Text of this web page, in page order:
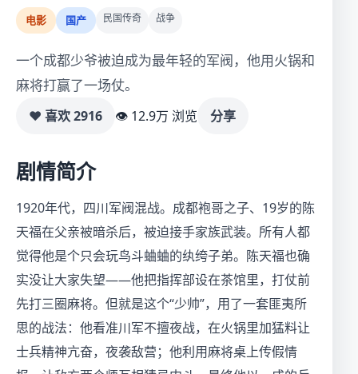
电影 国产 民国传奇 战争
一个成都少爷被迫成为最年轻的军阀，他用火锅和
麻将打赢了一场仗。
♥ 喜欢2916 👁 12.9万 浏览 分享
剧情简介
1920年代，四川军阀混战。成都袍哥之子、19岁的陈
天福在父亲被暗杀后，被迫接手家族武装。所有人都
觉得他是个只会玩鸟斗蛐蛐的纨绔子弟。陈天福也确
实没让大家失望——他把指挥部设在茶馆里，打仗前
先打三圈麻将。但就是这个“少帅”，用了一套匪夷所
思的战法：他看准川军不擅夜战，在火锅里加猛料让
士兵精神亢奋，夜袭敌营；他利用麻将桌上传假情